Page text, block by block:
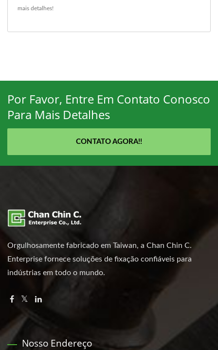
mais detalhes!
Por Favor, Entre Em Contato Conosco
Para Mais Detalhes
CONTATO AGORA!!
Orgulhosamente fabricado em Taiwan, a Chan Chin C.
Enterprise fornece soluções de fixação confiáveis para
indústrias em todo o mundo.
Nosso Endereço